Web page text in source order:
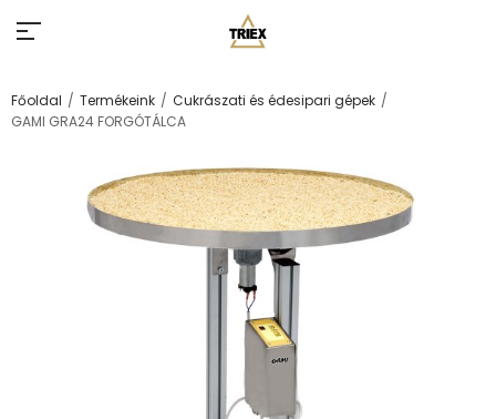
Főoldal / Termékeink / Cukrászati és édesipari gépek /
GAMI GRA24 FORGÓTÁLCA